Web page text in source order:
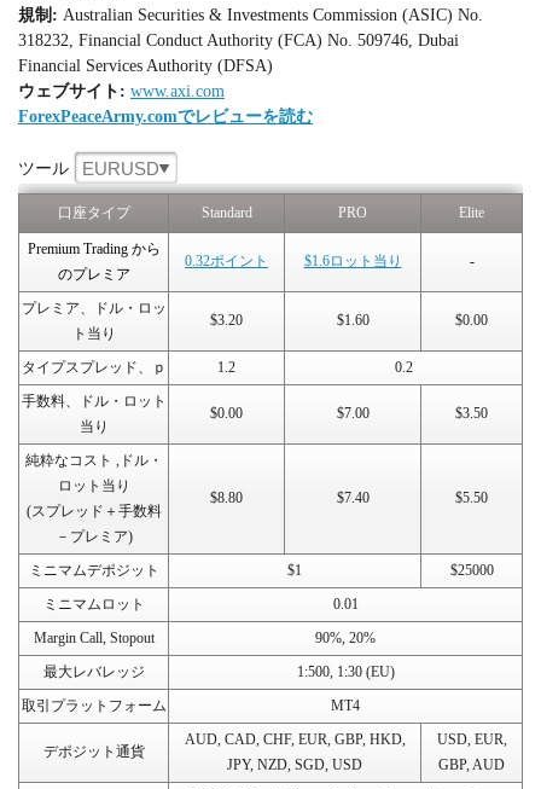
規制: Australian Securities & Investments Commission (ASIC) No.
318232, Financial Conduct Authority (FCA) No. 509746, Dubai
Financial Services Authority (DFSA)
ウェブサイト: www.axi.com
ForexPeaceArmy.comでレビューを読む
ツール EURUSD
口座タイプ Standard PRO Elite
Premium Trading から
のプレミア
0.32ポイント $1.6ロット当り -
プレミア、ドル・ロッ
ト当り
$3.20 $1.60 $0.00
タイプスプレッド、ｐ 1.2
0.2
手数料、ドル・ロット
当り
$0.00 $7.00 $3.50
純粋なコスト ,ドル・
ロット当り
(スプレッド＋手数料
－プレミア)
$8.80 $7.40 $5.50
ミニマムデポジット $1
$25000
ミニマムロット
0.01
Margin Call, Stopout
90%, 20%
最大レバレッジ
1:500, 1:30 (EU)
取引プラットフォーム
MT4
デポジット通貨
AUD, CAD, CHF, EUR, GBP, HKD,
JPY, NZD, SGD, USD
USD, EUR,
GBP, AUD